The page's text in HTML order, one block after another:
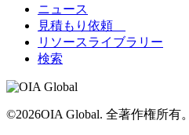
ニュース
見積もり依頼
リソースライブラリー
検索
©2026OIA Global. 全著作権所有。